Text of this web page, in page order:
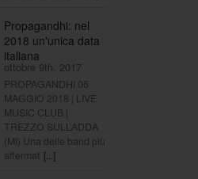
Propagandhi: nel
2018 un'unica data
italiana
ottobre 9th, 2017
PROPAGANDHI 06
MAGGIO 2018 | LIVE
MUSIC CLUB |
TREZZO SULL’ADDA
(MI) Una delle band più
affermat [...]